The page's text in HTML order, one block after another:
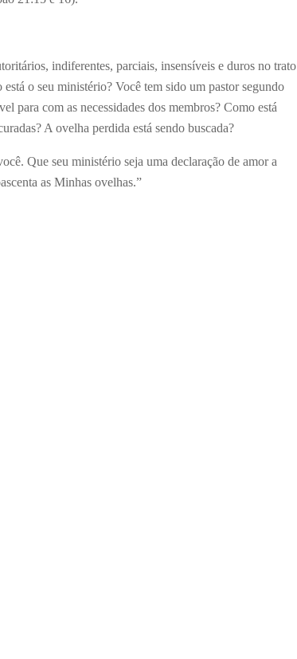
indiferentes, parciais, insensíveis e duros no trato
o seu ministério? Você tem sido um pastor segundo
para com as necessidades dos membros? Como está
A ovelha perdida está sendo buscada?
Que seu ministério seja uma declaração de amor a
as Minhas ovelhas.”